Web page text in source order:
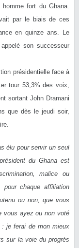
fort du Ghana.
par le biais de ces
en quinze ans. Le
son successeur
présidentielle face à
tour 53,3% des voix,
sortant John Dramani
que dès le jeudi soir,
élu pour servir un seul
du Ghana est
malice ou
pour chaque affiliation
ou non, que vous
vous ayez ou non voté
je ferai de mon mieux
sur la voie du progrès